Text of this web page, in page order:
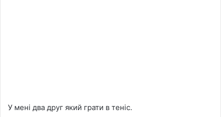
У мені два друг який грати в теніс.